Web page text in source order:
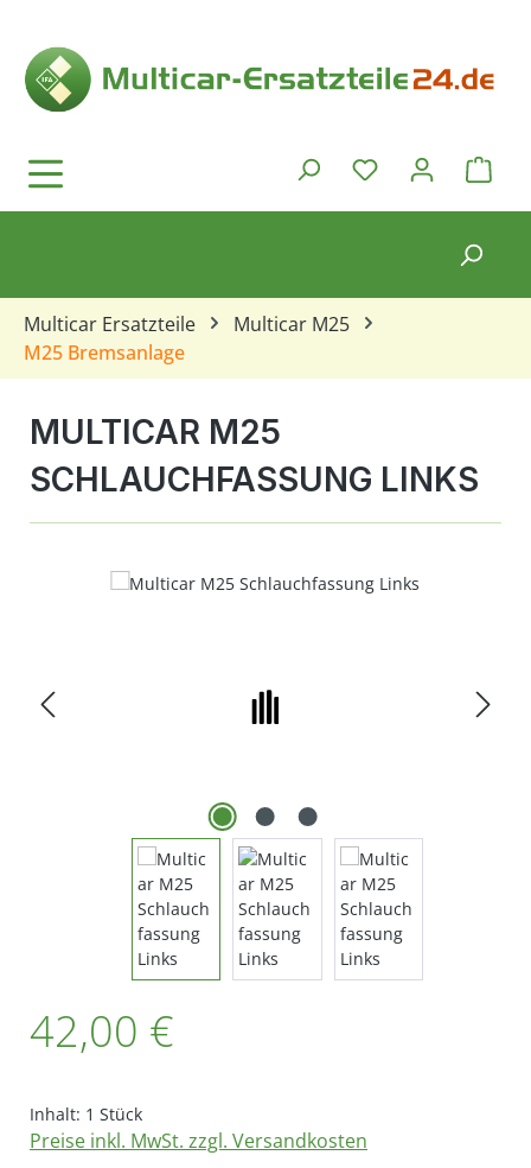
Du hast 0
Multicar Ersatzteile
Multicar M25
M25 Bremsanlage
MULTICAR M25
SCHLAUCHFASSUNG LINKS
Bildergalerie überspringen
42,00 €
Inhalt: 1 Stück
Preise inkl. MwSt. zzgl. Versandkosten